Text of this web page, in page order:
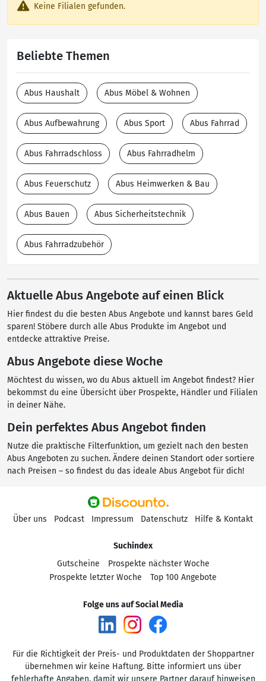
Keine Filialen gefunden.
Beliebte Themen
Abus Haushalt Abus Möbel & Wohnen
Abus Aufbewahrung Abus Sport Abus Fahrrad
Abus Fahrradschloss Abus Fahrradhelm
Abus Feuerschutz Abus Heimwerken & Bau
Abus Bauen Abus Sicherheitstechnik
Abus Fahrradzubehör
Aktuelle Abus Angebote auf einen Blick
Hier findest du die besten Abus Angebote und kannst bares Geld
sparen! Stöbere durch alle Abus Produkte im Angebot und
entdecke attraktive Preise.
Abus Angebote diese Woche
Möchtest du wissen, wo du Abus aktuell im Angebot findest? Hier
bekommst du eine Übersicht über Prospekte, Händler und Filialen
in deiner Nähe.
Dein perfektes Abus Angebot finden
Nutze die praktische Filterfunktion, um gezielt nach den besten
Abus Angeboten zu suchen. Ändere deinen Standort oder sortiere
nach Preisen – so findest du das ideale Abus Angebot für dich!
Über uns Podcast Impressum Datenschutz Hilfe & Kontakt
Suchindex
Gutscheine
Prospekte nächster Woche
Prospekte letzter Woche
Top 100 Angebote
Folge uns auf Social Media
Für die Richtigkeit der Preis- und Produktdaten der Shoppartner
übernehmen wir keine Haftung. Bitte informiert uns über
fehlerhafte Angaben, damit wir unsere Partner darauf hinweisen